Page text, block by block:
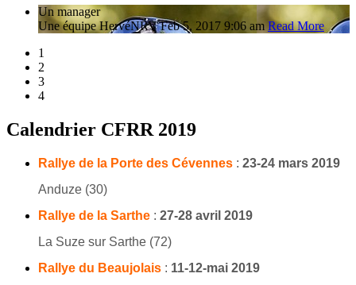
Un manager
Une équipe HervéNRV Feb 5, 2017 9:06 amRead More
1
2
3
4
Calendrier CFRR 2019
Rallye de la Porte des Cévennes : 23-24 mars 2019
Anduze (30)
Rallye de la Sarthe : 27-28 avril 2019
La Suze sur Sarthe (72)
Rallye du Beaujolais : 11-12-mai 2019